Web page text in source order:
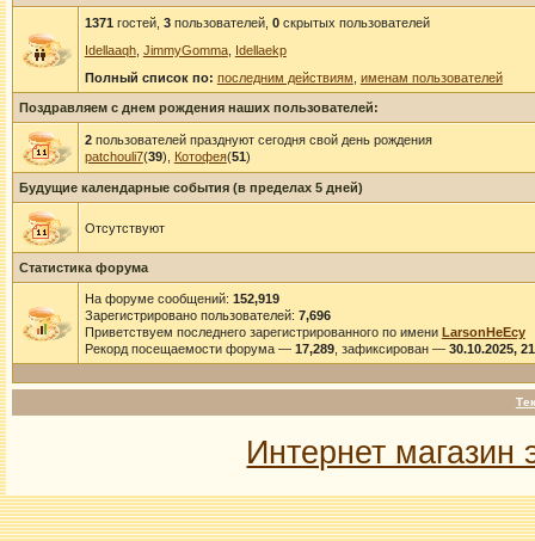
1371 гостей, 3пользователей, 0скрытых пользователей
Idellaaqh, JimmyGomma, Idellaekp
Полный список по: последним действиям именам пользователей
Поздравляем с днем рождения наших пользователей:
2пользователей празднуют сегодня свой день рождения
patchouli7(39), Котофея(51)
Будущие календарные события (в пределах 5 дней)
Отсутствуют
Статистика форума
На форуме сообщений: 152,919
Зарегистрировано пользователей: 7,696
Приветствуем последнего зарегистрированного по имени LarsonHeEcy
Рекорд посещаемости форума — 17,289, зафиксирован — 30.10.2025,
Интернет